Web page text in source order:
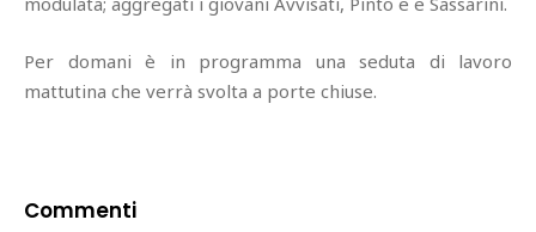
Per domani è in programma una seduta di lavoro
mattutina che verrà svolta a porte chiuse.
Commenti